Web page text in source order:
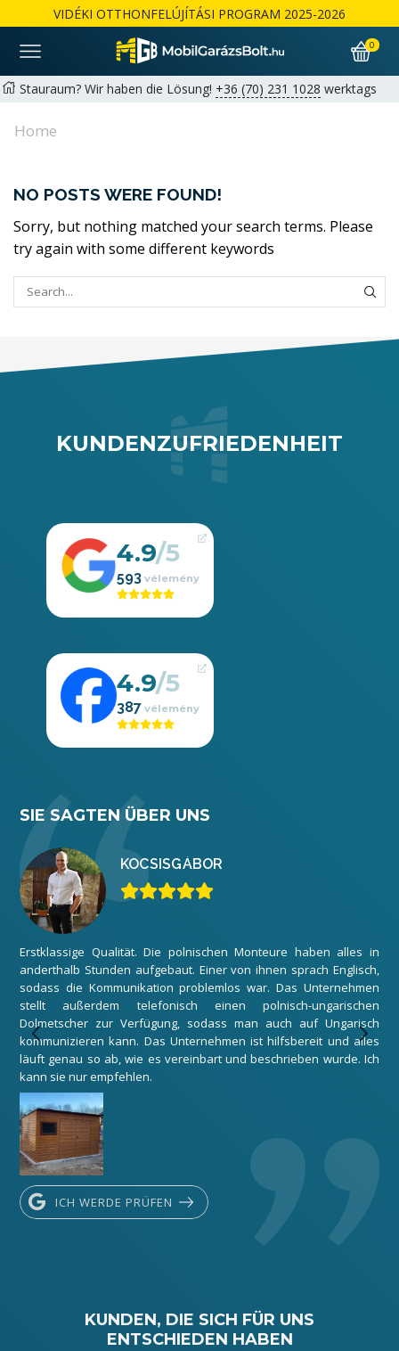
VIDÉKI OTTHONFELÚJÍTÁSI PROGRAM 2025-2026
0
Stauraum? Wir haben die Lösung! +36 (70) 231 1028 werktags
Kostenlose Lieferung und Montage landesweit
UnternehmenRészletek
Home
NO POSTS WERE FOUND!
Sorry, but nothing matched your search terms. Please
try again with some different keywords
KUNDENZUFRIEDENHEIT
4.9
593
4.9
387
SIE SAGTEN ÜBER UNS
KOCSISGÁBOR
Erstklassige Qualität. Die polnischen Monteure haben alles in
anderthalb Stunden aufgebaut. Einer von ihnen sprach Englisch,
sodass die Kommunikation problemlos war. Das Unternehmen
stellt außerdem telefonisch einen polnisch-ungarischen
Dolmetscher zur Verfügung, sodass man auch auf Ungarisch
kommunizieren kann. Das Unternehmen ist hilfsbereit und alles
läuft genau so ab, wie es vereinbart und beschrieben wurde. Ich
kann sie nur empfehlen.
ICH WERDE PRÜFEN
KUNDEN, DIE SICH FÜR UNS
ENTSCHIEDEN HABEN